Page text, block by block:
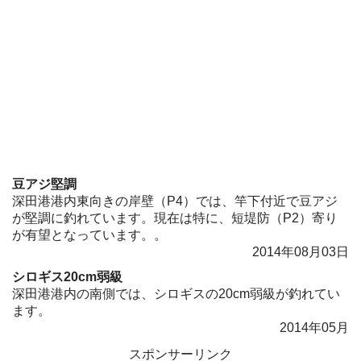
豆アジ堅調
深田港港内東向きの岸壁（P4）では、竿下付近で豆アジ
が堅調に釣れています。現在は特に、短堤防（P2）寄り
が有望となっています。。
2014年08月03日
シロギス20cm弱級
深田港港内の南側では、シロギスの20cm弱級が釣れてい
ます。
2014年05月
スポンサーリンク